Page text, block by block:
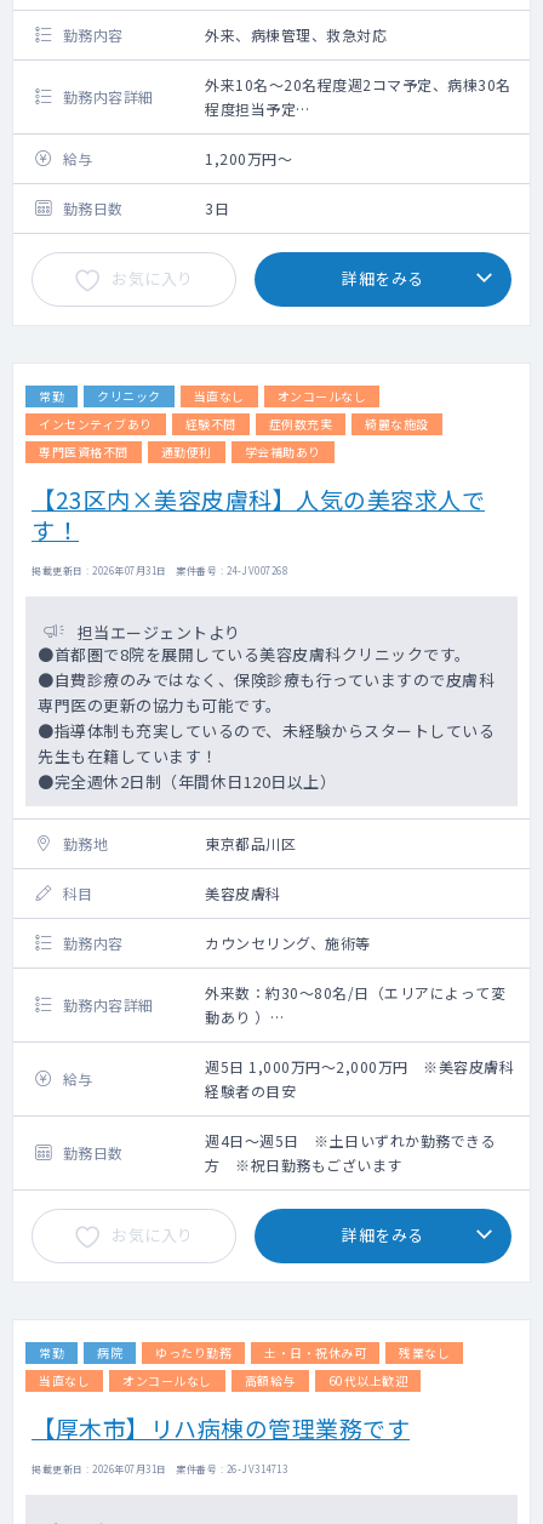
勤務内容 外来、病棟管理、救急対応
勤務内容詳細
外来10名～20名程度週2コマ予定、病棟30名
程度担当予定
年1～3程度予定
2027年11月に開設予定の回復期リハビリテー
ション病棟にて、外来、病棟管理等をお願い
します。
それまでは療養病棟での勤務も可能
給与 1,200万円～
勤務日数 3日
お気に入り 詳細をみる
常勤 クリニック 当直なし
オンコールなし
インセンティブあり
経験不問 症例数充実
綺麗な施設
専門医資格不問
通勤便利 学会補助あり
【23区内×美容皮膚科】人気の美容求人で
す！
掲載更新日 : 2026年07月31日 案件番号 : 24-JV007268
担当エージェントより
●首都圏で8院を展開している美容皮膚科クリニックです。
●自費診療のみではなく、保険診療も行っていますので皮膚科
専門医の更新の協力も可能です。
●指導体制も充実しているので、未経験からスタートしている
先生も在籍しています！
●完全週休2日制（年間休日120日以上）
勤務地 東京都品川区
科目 美容皮膚科
勤務内容 カウンセリング、施術等
勤務内容詳細
外来数：約30～80名/日（エリアによって変
動あり ）
皮膚科外来（保険ならびに自費）、レーザ
ー、注射などの対応をお願いいたします
主な疾患：しみ、しわ・たるみ、ニキビ、毛
穴、痩身
患者層 ：30～50代がメイン（エリアによっ
て異なります）
給与
週5日 1,000万円～2,000万円 ※美容皮膚科
経験者の目安
勤務日数
週4日～週5日 ※土日いずれか勤務できる
方 ※祝日勤務もございます
お気に入り 詳細をみる
常勤 病院 ゆったり勤務 土・日・祝休み可
残業なし
当直なし
オンコールなし 高額給与 60代以上歓迎
【厚木市】リハ病棟の管理業務です
掲載更新日 : 2026年07月31日 案件番号 : 26-JV314713